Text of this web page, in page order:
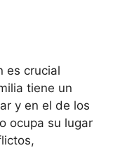
es crucial
tiene un
y en el de los
ocupa su lugar